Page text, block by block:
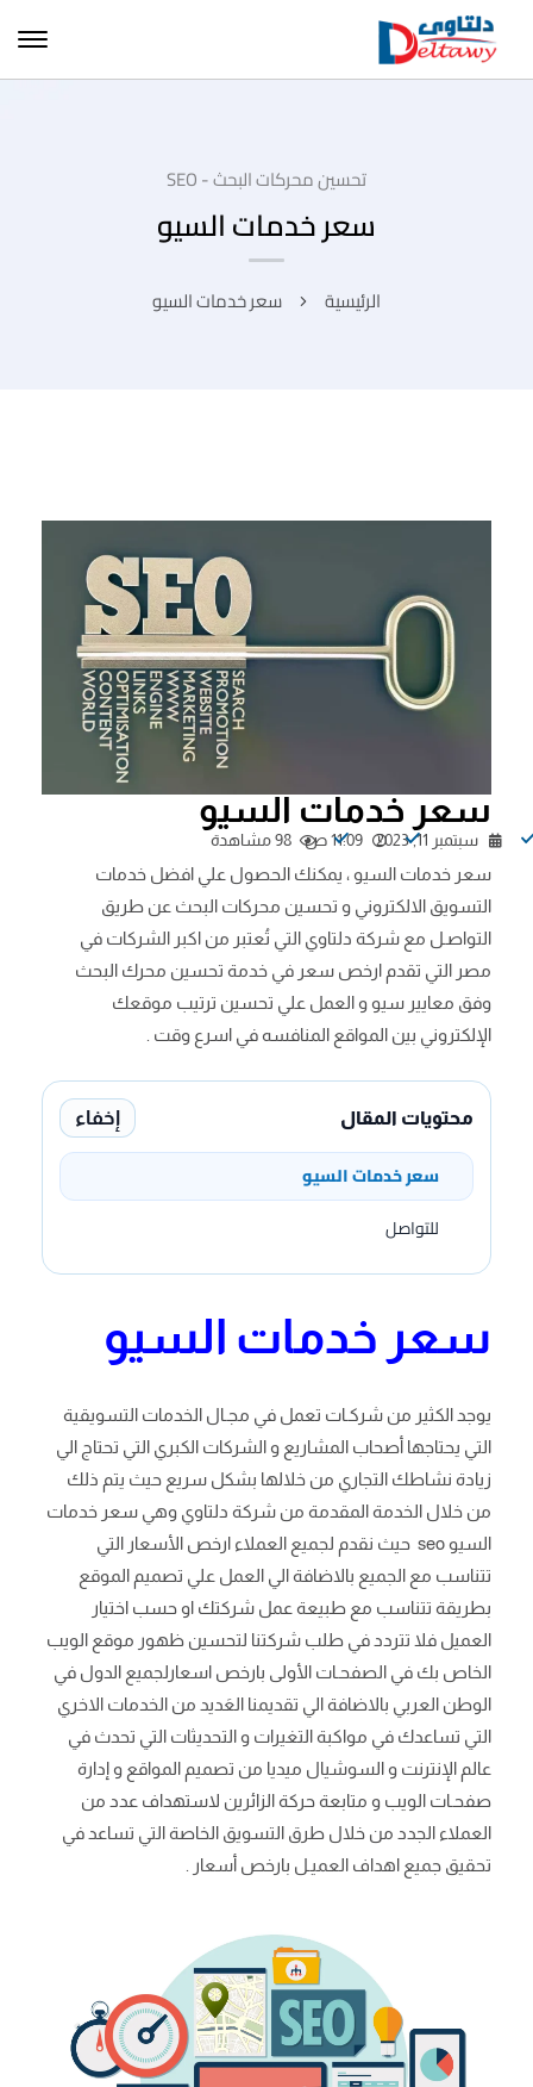
تحسين محركات البحث - SEO
سعر خدمات السيو
الرئيسية سعر خدمات السيو
سعر خدمات السيو
سبتمبر 11, 2023 11:09 ص 98 مشاهدة
سعر خدمات السيو ، يمكنك الحصول علي افضل خدمات
التسويق الالكتروني و تحسين محركات البحث عن طريق
التواصـل مع شركة دلتاوي التي تُعتبر من اكبر الشركات في
مصر التي تقدم ارخص سعر في خدمة تحسين محرك البحث
وفق معايير سيو و العمل علي تحسين ترتيب موقعك
الإلكتروني بين المواقع المنافسه في اسرع وقت .
محتويات المقال إخفاء
سعر خدمات السيو
للتواصل
سعر خدمات السيو
يوجد الكثير من شركـات تعمل في مجـال الخدمات التسويقية
التي يحتاجها أصحاب المشاريع و الشركات الكبري التي تحتاج الي
زيادة نشاطك التجاري من خلالها بشكل سريع حيث يتم ذلك
من خلال الخدمة المقدمة من شركة دلتاوي وهي سعر خدمات
السيو seo حيث نقدم لجميع العملاء ارخص الأسعار التي
تتناسب مع الجميع بالاضافة الي العمل علي تصميم الموقع
بطريقة تتناسب مع طبيعة عمل شركتك او حسب اختيار
العميل فلا تتردد في طلب شركتنا لتحسين ظهور موقع الويب
الخاص بك في الصفحـات الأولى بارخص اسعارلجميع الدول في
الوطن العربي بالاضافة الي تقديمنا العَديد من الخدمات الاخري
التي تساعدك في مواكبة التغيرات و التحديثات التي تحدث في
عالم الإنترنت و السوشيال ميديا من تصميم المواقع و إدارة
صفحـات الويب و متابعة حركة الزائرين لاستهداف عدد من
العملاء الجدد من خلال طرق التسويق الخاصة التي تساعد في
تحقيق جميع اهداف العميـل بارخص أسعار .